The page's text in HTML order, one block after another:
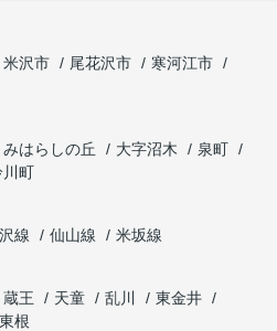
米沢市 尾花沢市
寒河江市
みはらしの丘 大字沼木
泉町
川町
線 仙山線
米坂線
蔵王 天童 乱川
東金井
根